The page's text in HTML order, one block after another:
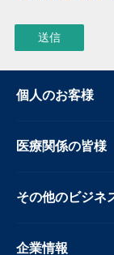
個人のお客様
医療関係の皆様
その他のビジネ
企業情報